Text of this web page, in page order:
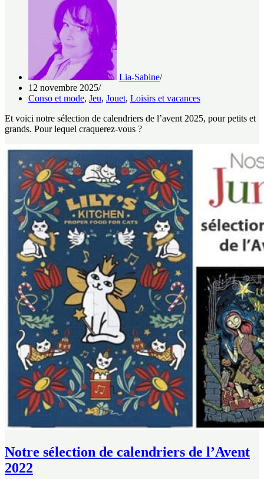
Lia-Sabine
12 novembre 2025
Conso et mode, Jeu, Jouet, Loisirs et vacances
Et voici notre sélection de calendriers de l’avent 2025, pour petits et
grands. Pour lequel craquerez-vous ?
Notre sélection de calendriers de l’Avent
2022